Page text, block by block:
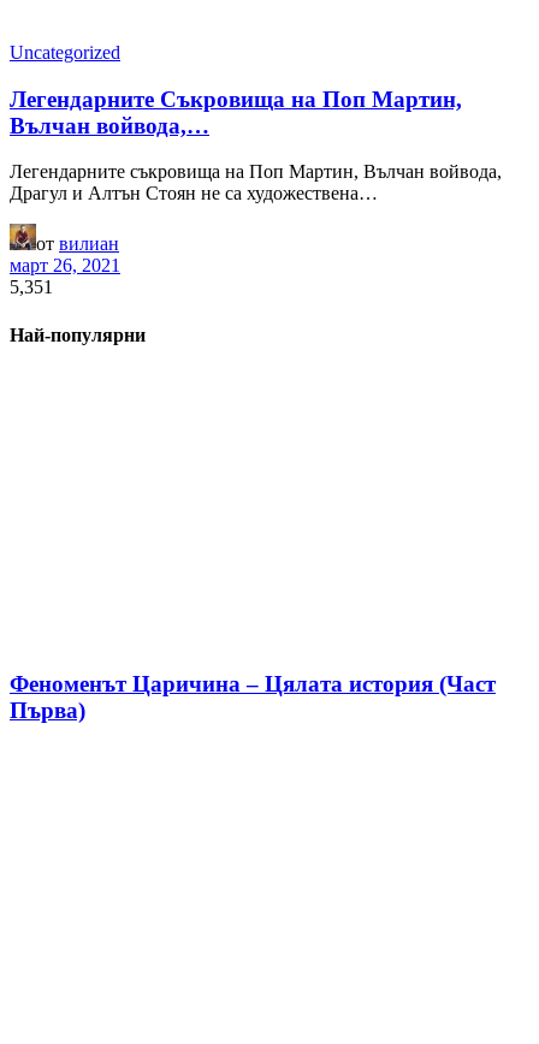
Uncategorized
Легендарните Съкровища на Поп Мартин,
Вълчан войвода,…
Легендарните съкровища на Поп Мартин, Вълчан войвода,
Драгул и Алтън Стоян не са художествена…
от вилиан
март 26, 2021
5,351
Най-популярни
Феноменът Царичина – Цялата история (Част
Първа)